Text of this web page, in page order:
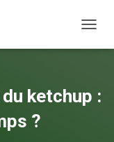
ketchup :
?